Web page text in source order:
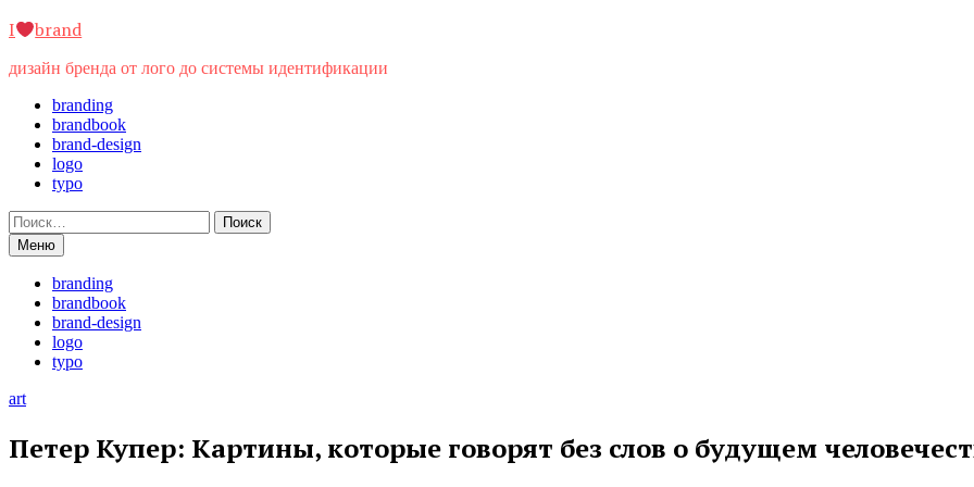
Перейти
содержимому
I brand
дизайн бренда от лого до системы идентификации
branding
brandbook
brand-design
logo
typo
Найти:
Меню
branding
brandbook
brand-design
logo
typo
art
Петер Купер: Картины, которые говорят без слов о будущем